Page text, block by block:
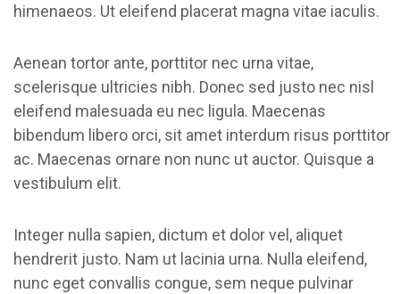
himenaeos. Ut eleifend placerat magna vitae iaculis.
Aenean tortor ante, porttitor nec urna vitae,
scelerisque ultricies nibh. Donec sed justo nec nisl
eleifend malesuada eu nec ligula. Maecenas
bibendum libero orci, sit amet interdum risus porttitor
ac. Maecenas ornare non nunc ut auctor. Quisque a
vestibulum elit.
Integer nulla sapien, dictum et dolor vel, aliquet
hendrerit justo. Nam ut lacinia urna. Nulla eleifend,
nunc eget convallis congue, sem neque pulvinar